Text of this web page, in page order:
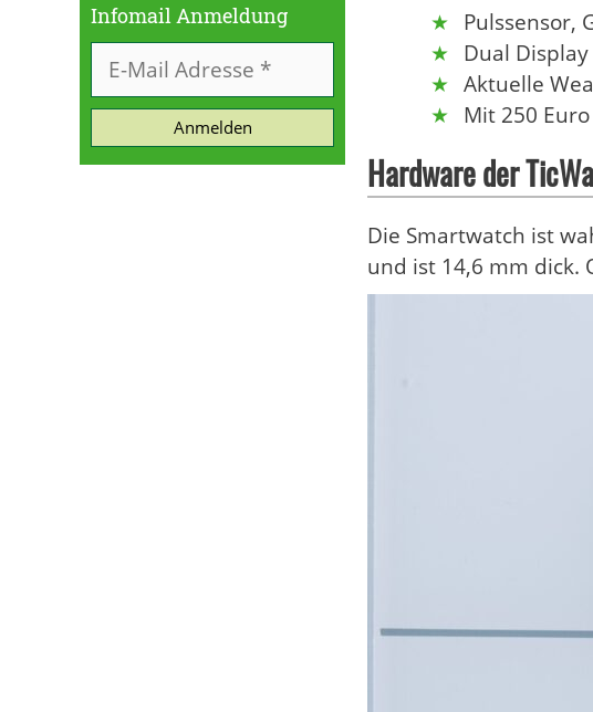
Pulssensor,
Dual Display
Aktuelle
Mit 250
Hardware der
Die Smartwatch ist
und ist 14,6 mm dick.
Infomail Anmeldung
Anmelden